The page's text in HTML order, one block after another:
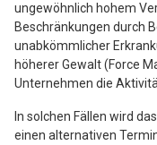
ungewöhnlich hohem
Beschränkungen durch
unabkömmlicher
höherer Gewalt (Force
Unternehmen die
In solchen Fällen wird
einen alternativen